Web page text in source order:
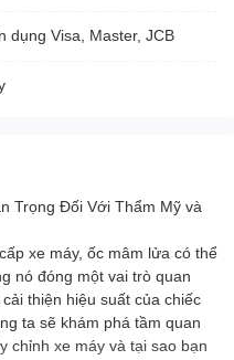
dụng Visa, Master, JCB
Trọng Đối Với Thẩm Mỹ và
xe máy, ốc mâm lửa có thể
nó đóng một vai trò quan
thiện hiệu suất của chiếc
ta sẽ khám phá tầm quan
chỉnh xe máy và tại sao bạn